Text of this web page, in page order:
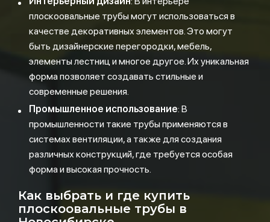
плоскоовальные трубы могут использоваться в
качестве декоративных элементов. Это могут
быть дизайнерские перегородки, мебель,
элементы лестниц и многое другое. Их уникальная
форма позволяет создавать стильные и
современные решения.
Промышленное использование: В
промышленности такие трубы применяются в
системах вентиляции, а также для создания
различных конструкций, где требуется особая
форма и высокая прочность.
Как выбрать и где купить
плоскоовальные трубы в